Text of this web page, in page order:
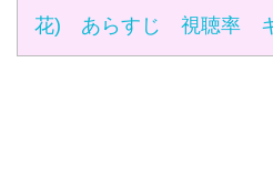
花) あらすじ 視聴率